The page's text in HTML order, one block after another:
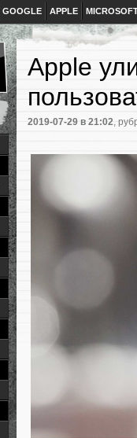
GOOGLE APPLE
Apple
2019-07-29 в 21:02,